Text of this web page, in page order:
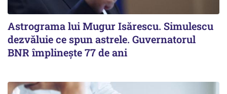
Astrograma lui Mugur Isărescu. Simulescu
dezvăluie ce spun astrele. Guvernatorul
BNR împlinește 77 de ani